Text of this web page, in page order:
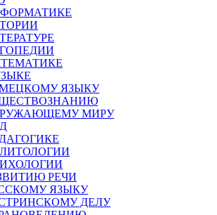
ЯЗЫКУ
МИРУ
РЕЧИ
ЯЗЫКУ
ДЕЛУ